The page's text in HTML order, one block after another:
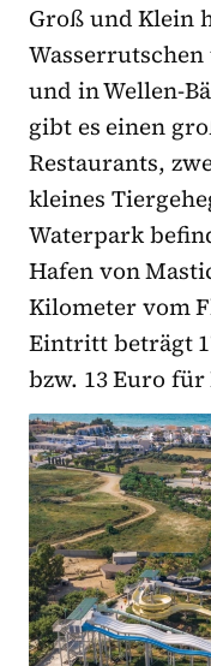
Groß und Klein
und in Wellen-
gibt es einen
Restaurants,
kleines
Waterpark
Hafen von
Kilometer vom
Eintritt beträgt
bzw. 13 Euro